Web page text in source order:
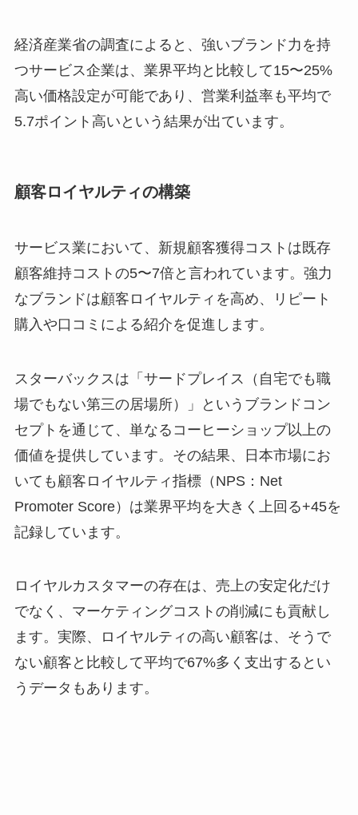
経済産業省の調査によると、強いブランド力を持
つサービス企業は、業界平均と比較して15〜25%
高い価格設定が可能であり、営業利益率も平均で
5.7ポイント高いという結果が出ています。
顧客ロイヤルティの構築
サービス業において、新規顧客獲得コストは既存
顧客維持コストの5〜7倍と言われています。強力
なブランドは顧客ロイヤルティを高め、リピート
購入や口コミによる紹介を促進します。
スターバックスは「サードプレイス（自宅でも職
場でもない第三の居場所）」というブランドコン
セプトを通じて、単なるコーヒーショップ以上の
価値を提供しています。その結果、日本市場にお
いても顧客ロイヤルティ指標（NPS：Net
Promoter Score）は業界平均を大きく上回る+45を
記録しています。
ロイヤルカスタマーの存在は、売上の安定化だけ
でなく、マーケティングコストの削減にも貢献し
ます。実際、ロイヤルティの高い顧客は、そうで
ない顧客と比較して平均で67%多く支出するとい
うデータもあります。